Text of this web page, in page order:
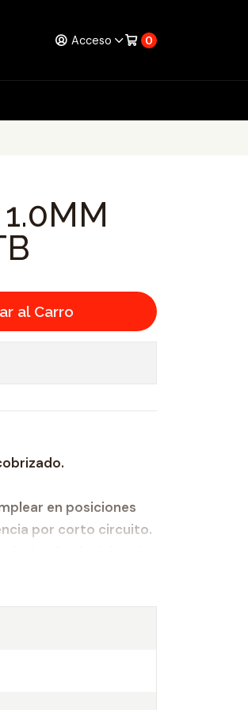
Acceso 0
al Carro
en posiciones
por corto circuito.
la inclusión de